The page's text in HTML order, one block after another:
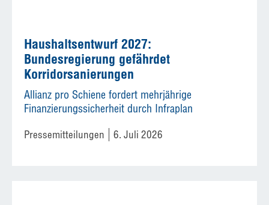
Haushaltsentwurf 2027:
Bundesregierung gefährdet
Korridorsanierungen
Allianz pro Schiene fordert mehrjährige
Finanzierungssicherheit durch Infraplan
Pressemitteilungen 6. Juli 2026